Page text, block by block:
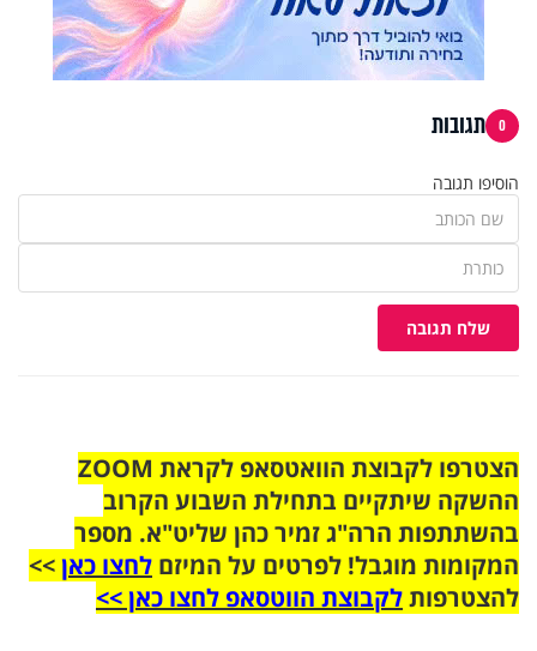
0 תגובות
הוסיפו תגובה
שלח תגובה
הצטרפו לקבוצת הוואטסאפ לקראת ZOOM
ההשקה שיתקיים בתחילת השבוע הקרוב
בהשתתפות הרה"ג זמיר כהן שליט"א. מספר
המקומות מוגבל! לפרטים על המיזם לחצו כאן>>
להצטרפותלקבוצת הווטסאפ לחצו כאן >>